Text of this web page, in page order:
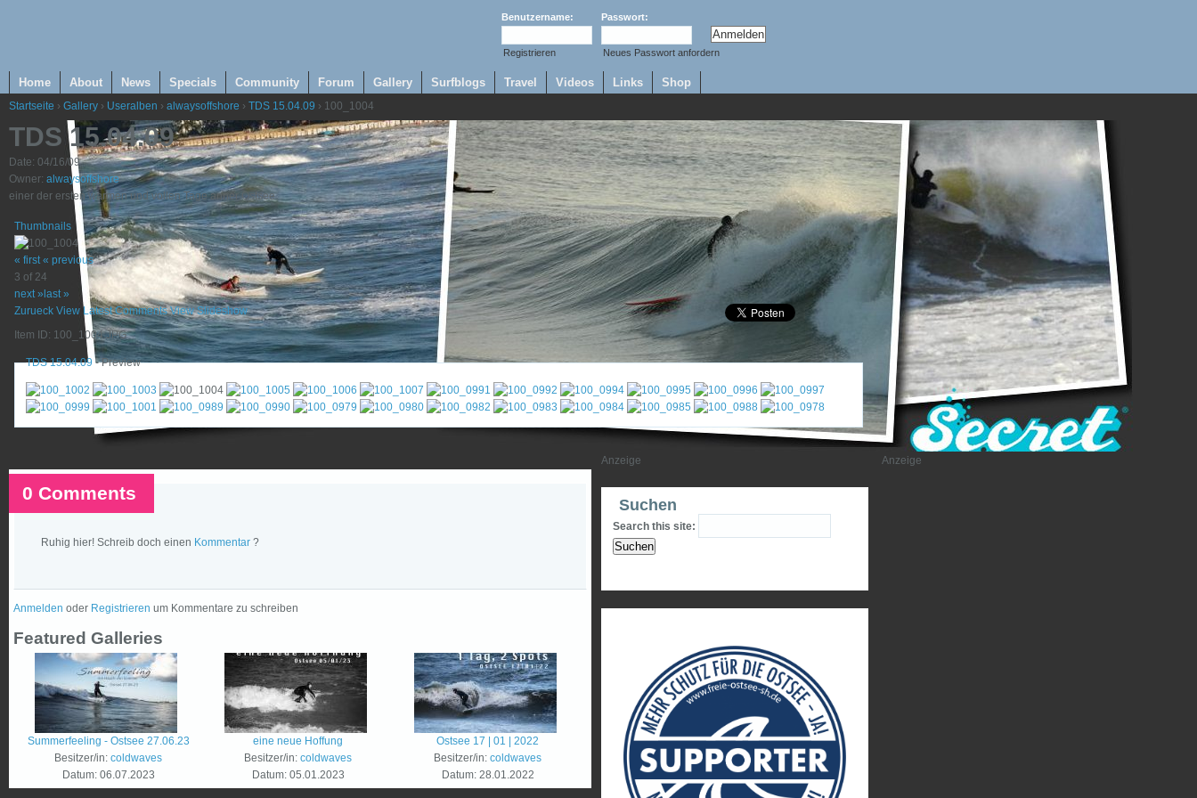
Benutzername: Passwort:
Registrieren Neues Passwort anfordern
Home About News Specials Community Forum Gallery Surfblogs Travel Videos Links Shop
Startseite › Gallery › Useralben › alwaysoffshore › TDS 15.04.09 › 100_1004
TDS 15.04.09
Date: 04/16/09
Owner: alwaysoffshore
einer der ersten warmen und vollen Tage anner Ostsee
Thumbnails
« first « previous
3 of 24
next » last »
Zurueck View Latest Comments View Slideshow
Item ID: 100_1004.JPG
TDS 15.04.09 - Preview
0 Comments
Ruhig hier! Schreib doch einen Kommentar ?
Anmelden oder Registrieren um Kommentare zu schreiben
Featured Galleries
Summerfeeling - Ostsee 27.06.23
Besitzer/in: coldwaves
Datum: 06.07.2023
eine neue Hoffung
Besitzer/in: coldwaves
Datum: 05.01.2023
Ostsee 17 | 01 | 2022
Besitzer/in: coldwaves
Datum: 28.01.2022
Suchen
Search this site: